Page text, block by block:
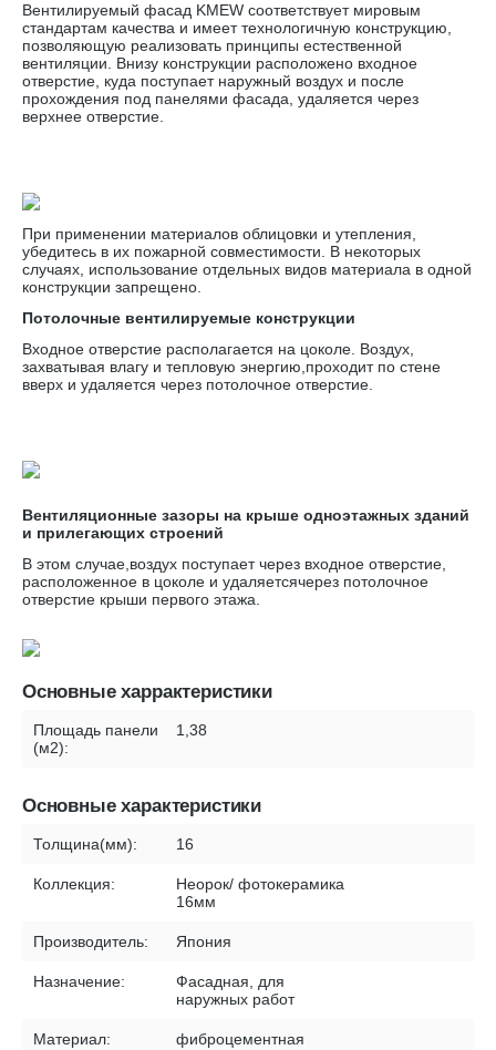
Вентилируемый фасад KMEW соответствует мировым
стандартам качества и имеет технологичную конструкцию,
позволяющую реализовать принципы естественной
вентиляции. Внизу конструкции расположено входное
отверстие, куда поступает наружный воздух и после
прохождения под панелями фасада, удаляется через
верхнее отверстие.
При применении материалов облицовки и утепления,
убедитесь в их пожарной совместимости. В некоторых
случаях, использование отдельных видов материала в одной
конструкции запрещено.
Потолочные вентилируемые конструкции
Входное отверстие располагается на цоколе. Воздух,
захватывая влагу и тепловую энергию,проходит по стене
вверх и удаляется через потолочное отверстие.
Вентиляционные зазоры на крыше одноэтажных зданий
и прилегающих строений
В этом случае,воздух поступает через входное отверстие,
расположенное в цоколе и удаляетсячерез потолочное
отверстие крыши первого этажа.
Основные харрактеристики
Площадь панели
(м2):
1,38
Основные характеристики
Толщина(мм): 16
Коллекция:
Неорок/ фотокерамика
16мм
Производитель: Япония
Назначение:
Фасадная, для
наружных работ
Материал: фиброцементная